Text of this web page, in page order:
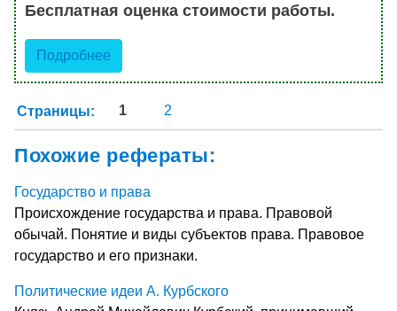
Бесплатная оценка стоимости работы.
Подробнее
Страницы: 1 2
Похожие рефераты:
Государство и права
Происхождение государства и права. Правовой
обычай. Понятие и виды субъектов права. Правовое
государство и его признаки.
Политические идеи А. Курбского